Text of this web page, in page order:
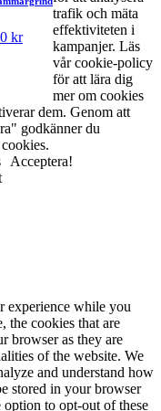
kr
trafik och mäta
effektiviteten i
kampanjer. Läs
vår cookie-policy
för att lära dig
mer om cookies
dem. Genom att
godkänner du
Acceptera!
experience while you
the cookies that are
browser as they are
of the website. We
and understand how
stored in your browser
to opt-out of these